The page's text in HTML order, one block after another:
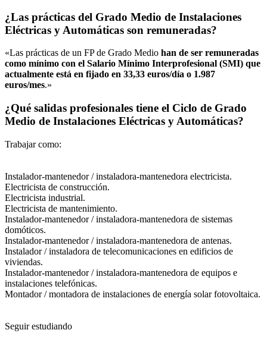
¿Las prácticas del Grado Medio de Instalaciones
Eléctricas y Automáticas son remuneradas?
«Las prácticas de un FP de Grado Medio han de ser remuneradas
como mínimo con el Salario Mínimo Interprofesional (SMI) que
actualmente está en fijado en 33,33 euros/día o 1.987
euros/mes.»
¿Qué salidas profesionales tiene el Ciclo de Grado
Medio de Instalaciones Eléctricas y Automáticas?
Trabajar como:
Instalador-mantenedor / instaladora-mantenedora electricista.
Electricista de construcción.
Electricista industrial.
Electricista de mantenimiento.
Instalador-mantenedor / instaladora-mantenedora de sistemas
domóticos.
Instalador-mantenedor / instaladora-mantenedora de antenas.
Instalador / instaladora de telecomunicaciones en edificios de
viviendas.
Instalador-mantenedor / instaladora-mantenedora de equipos e
instalaciones telefónicas.
Montador / montadora de instalaciones de energía solar fotovoltaica.
Seguir estudiando